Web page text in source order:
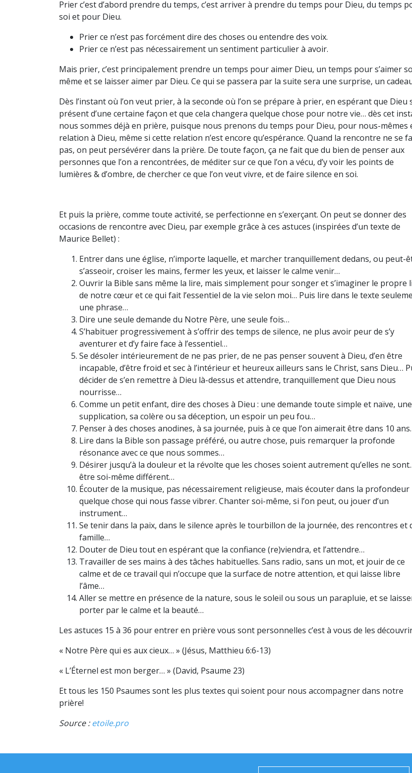
Prier c’est d’abord prendre du temps, c’est arriver à prendre du temps pour Dieu, du temps
soi et pour Dieu.
Prier ce n’est pas forcément dire des choses ou entendre des voix.
Prier ce n’est pas nécessairement un sentiment particulier à avoir.
Mais prier, c’est principalement prendre un temps pour aimer Dieu, un temps pour s’aimer
même et se laisser aimer par Dieu. Ce qui se passera par la suite sera une surprise, un
Dès l’instant où l’on veut prier, à la seconde où l’on se prépare à prier, en espérant que Dieu
présent d’une certaine façon et que cela changera quelque chose pour notre vie… dès cet
nous sommes déjà en prière, puisque nous prenons du temps pour Dieu, pour nous-mêmes
relation à Dieu, même si cette relation n’est encore qu’espérance. Quand la rencontre ne se
pas, on peut persévérer dans la prière. De toute façon, ça ne fait que du bien de penser aux
personnes que l’on a rencontrées, de méditer sur ce que l’on a vécu, d’y voir les points de
lumières & d’ombre, de chercher ce que l’on veut vivre, et de faire silence en soi.
Et puis la prière, comme toute activité, se perfectionne en s’exerçant. On peut se donner des
occasions de rencontre avec Dieu, par exemple grâce à ces astuces (inspirées d’un texte de
Maurice Bellet) :
Entrer dans une église, n’importe laquelle, et marcher tranquillement dedans, ou peut-
s’asseoir, croiser les mains, fermer les yeux, et laisser le calme venir…
Ouvrir la Bible sans même la lire, mais simplement pour songer et s’imaginer le propre
de notre cœur et ce qui fait l’essentiel de la vie selon moi… Puis lire dans le texte
une phrase…
Dire une seule demande du Notre Père, une seule fois…
S’habituer progressivement à s’offrir des temps de silence, ne plus avoir peur de s’y
aventurer et d’y faire face à l’essentiel…
Se désoler intérieurement de ne pas prier, de ne pas penser souvent à Dieu, d’en être
incapable, d’être froid et sec à l’intérieur et heureux ailleurs sans le Christ, sans Dieu…
décider de s’en remettre à Dieu là-dessus et attendre, tranquillement que Dieu nous
nourrisse…
Comme un petit enfant, dire des choses à Dieu : une demande toute simple et naïve, une
supplication, sa colère ou sa déception, un espoir un peu fou…
Penser à des choses anodines, à sa journée, puis à ce que l’on aimerait être dans 10
Lire dans la Bible son passage préféré, ou autre chose, puis remarquer la profonde
résonance avec ce que nous sommes…
Désirer jusqu’à la douleur et la révolte que les choses soient autrement qu’elles ne
être soi-même différent…
Écouter de la musique, pas nécessairement religieuse, mais écouter dans la profondeur
quelque chose qui nous fasse vibrer. Chanter soi-même, si l’on peut, ou jouer d’un
instrument…
Se tenir dans la paix, dans le silence après le tourbillon de la journée, des rencontres et
famille…
Douter de Dieu tout en espérant que la confiance (re)viendra, et l’attendre…
Travailler de ses mains à des tâches habituelles. Sans radio, sans un mot, et jouir de ce
calme et de ce travail qui n’occupe que la surface de notre attention, et qui laisse libre
l’âme…
Aller se mettre en présence de la nature, sous le soleil ou sous un parapluie, et se
porter par le calme et la beauté…
Les astuces 15 à 36 pour entrer en prière vous sont personnelles c’est à vous de les
« Notre Père qui es aux cieux… » (Jésus, Matthieu 6:6-13)
« L’Éternel est mon berger… » (David, Psaume 23)
Et tous les 150 Psaumes sont les plus textes qui soient pour nous accompagner dans notre
prière!
Source :etoile.pro